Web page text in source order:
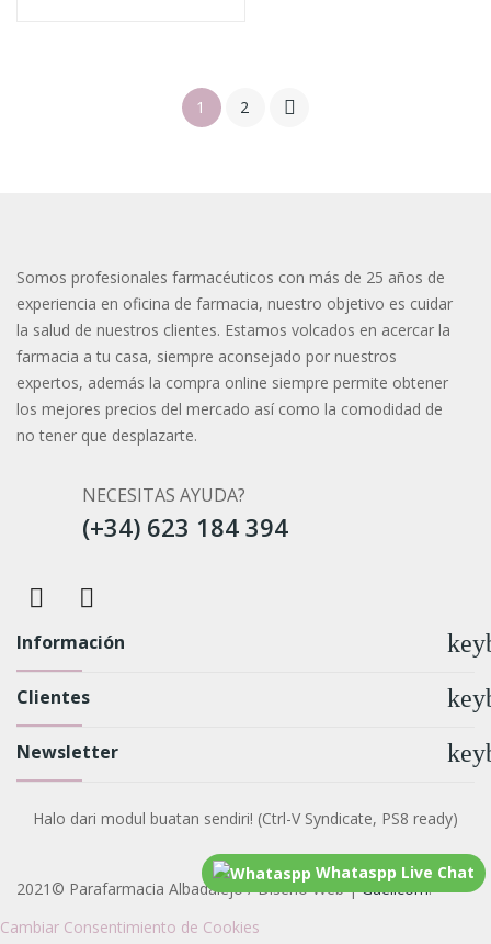
1 2 
Somos profesionales farmacéuticos con más de 25 años de
experiencia en oficina de farmacia, nuestro objetivo es cuidar
la salud de nuestros clientes. Estamos volcados en acercar la
farmacia a tu casa, siempre aconsejado por nuestros
expertos, además la compra online siempre permite obtener
los mejores precios del mercado así como la comodidad de
no tener que desplazarte.
NECESITAS AYUDA?
(+34) 623 184 394
Información
Clientes
Newsletter
Whataspp Live Chat
Halo dari modul buatan sendiri! (Ctrl-V Syndicate, PS8 ready)
2021© Parafarmacia Albadalejo / Diseño Web |Guellcom.
Cambiar Consentimiento de Cookies